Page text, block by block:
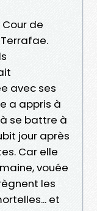
de
avec ses
a appris à
se battre à
jour après
Car elle
vouée
les
et